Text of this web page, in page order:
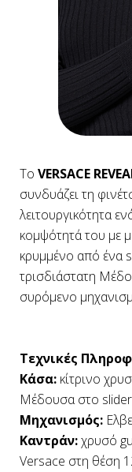
Το VERSACE
συνδυάζει τη
λειτουργικότητα
κομψότητά του με
κρυμμένο από ένα
τρισδιάστατη
συρόμενο
Τεχνικές
Κάσα: κίτρινο
Μέδουσα στο slider
Μηχανισμός:
Καντράν:χρυσό
Versace στη θέση